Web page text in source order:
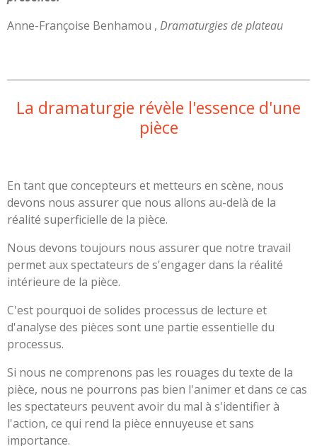
Anne-Françoise Benhamou , Dramaturgies de plateau
La dramaturgie révèle l'essence d'une
pièce
En tant que concepteurs et metteurs en scène, nous
devons nous assurer que nous allons au-delà de la
réalité superficielle de la pièce.
Nous devons toujours nous assurer que notre travail
permet aux spectateurs de s'engager dans la réalité
intérieure de la pièce.
C'est pourquoi de solides processus de lecture et
d'analyse des pièces sont une partie essentielle du
processus.
Si nous ne comprenons pas les rouages du texte de la
pièce, nous ne pourrons pas bien l'animer et dans ce cas
les spectateurs peuvent avoir du mal à s'identifier à
l'action, ce qui rend la pièce ennuyeuse et sans
importance.